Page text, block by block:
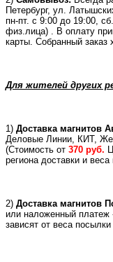
Петербург, ул.
пн-пт. с 9:00 до 19:00,
физ.лица) . В оплату
карты. Собранный заказ
Для жителей других
1) Доставка магнитов
Деловые Линии, КИТ,
(Стоимость от 370 руб.
региона доставки и
2) Доставка магнитов
или наложенный платеж
зависят от веса